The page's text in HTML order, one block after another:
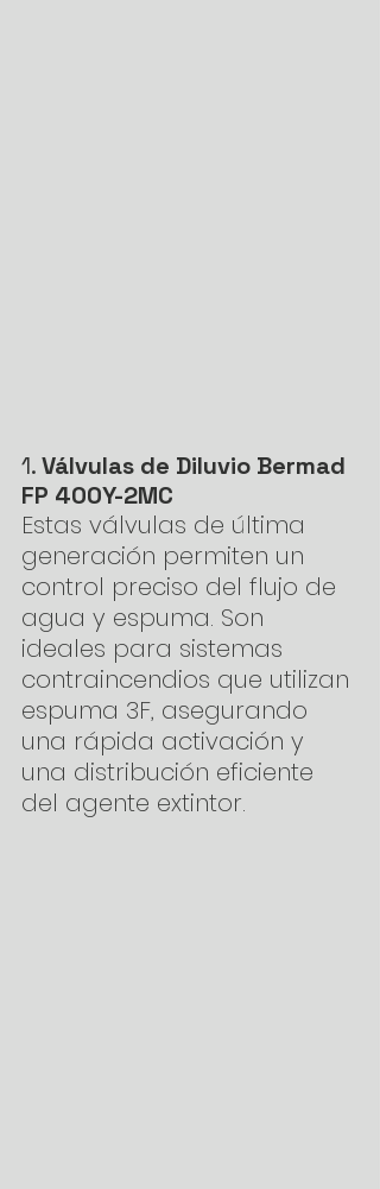
1. Válvulas de Diluvio Bermad
FP 400Y-2MC
Estas válvulas de última
generación permiten un
control preciso del flujo de
agua y espuma. Son
ideales para sistemas
contraincendios que utilizan
espuma 3F, asegurando
una rápida activación y
una distribución eficiente
del agente extintor.